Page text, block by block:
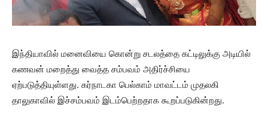
இந்தியாவில் மனைவியை கொன்று சடலத்தை கட்டிலுக்கு அடியில்
கணவன் மறைத்து வைத்த சம்பவம் அதிர்ச்சியை
ஏற்படுத்தியுள்ளது. கர்நாடகா பெல்காம் மாவட்டம் முதலகி
தாலுகாவில் இச்சம்பவம் இடம்பெற்றதாக கூறப்படுகின்றது.